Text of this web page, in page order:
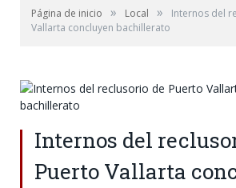
Página de inicio » Local »
Internos del
Vallarta concluyen bachillerato
Internos del
Puerto Vallarta